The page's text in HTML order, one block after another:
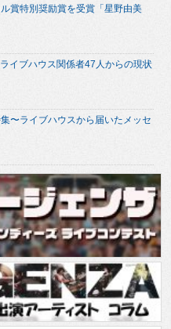
賞特別奨励賞を受賞「星野由美
イブハウス関係者47人からの現状
〜ライブハウスから届いたメッセ